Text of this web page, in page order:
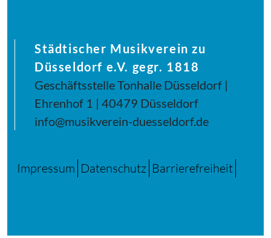
Städtischer Musikverein zu
Düsseldorf e.V. gegr. 1818
Geschäftsstelle Tonhalle Düsseldorf |
Ehrenhof 1 | 40479 Düsseldorf
info@musikverein-duesseldorf.de
Impressum Datenschutz Barrierefreiheit